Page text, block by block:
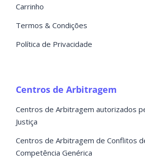
Carrinho
Termos & Condições
Política de Privacidade
Centros de Arbitragem
Centros de Arbitragem autorizados
Justiça
Centros de Arbitragem de Conflitos
Competência Genérica